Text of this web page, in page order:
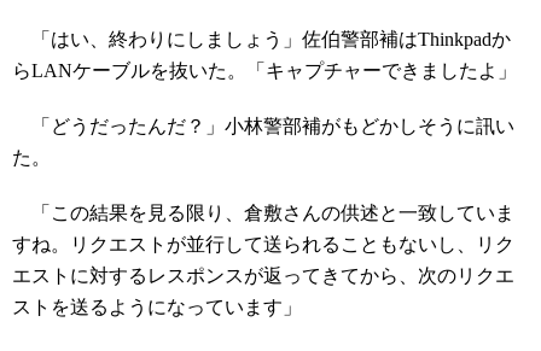
「はい、終わりにしましょう」佐伯警部補はThinkpadか
らLANケーブルを抜いた。「キャプチャーできましたよ」
「どうだったんだ？」小林警部補がもどかしそうに訊い
た。
「この結果を見る限り、倉敷さんの供述と一致していま
すね。リクエストが並行して送られることもないし、リク
エストに対するレスポンスが返ってきてから、次のリクエ
ストを送るようになっています」